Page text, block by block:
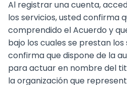
Al registrar una cuenta,
los servicios, usted confirma
comprendido el Acuerdo y
bajo los cuales se prestan los
confirma que dispone de la
para actuar en nombre del
la organización que